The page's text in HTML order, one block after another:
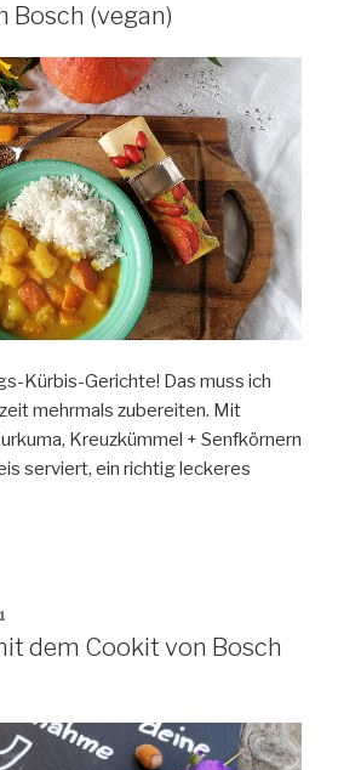
Bosch (vegan)
Kürbis-Gerichte! Das muss ich
mehrmals zubereiten. Mit
Kreuzkümmel + Senfkörnern
serviert, ein richtig leckeres
dem Cookit von Bosch